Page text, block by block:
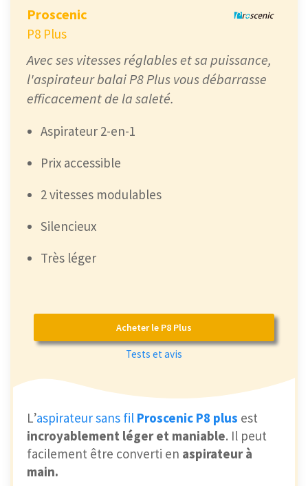
Proscenic
P8 Plus
Avec ses vitesses réglables et sa puissance,
l'aspirateur balai P8 Plus vous débarrasse
efficacement de la saleté.
Aspirateur 2-en-1
Prix accessible
2 vitesses modulables
Silencieux
Très léger
Acheter le P8 Plus
Tests et avis
L’aspirateur sans fil Proscenic P8 plus est
incroyablement léger et maniable. Il peut
facilement être converti en aspirateur à
main.